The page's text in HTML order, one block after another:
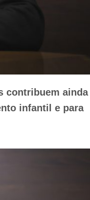
contribuem ainda
infantil e para